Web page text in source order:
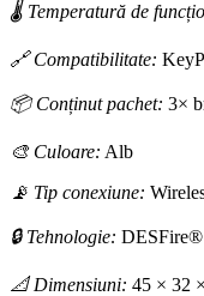
🌡 Temperatură de
🔗 Compatibilitate:
📦 Conținut pachet: 3×
🎨 Culoare: Alb
📡 Tip conexiune:
🔒 Tehnologie: DESFire®
📐 Dimensiuni: 45 × 32